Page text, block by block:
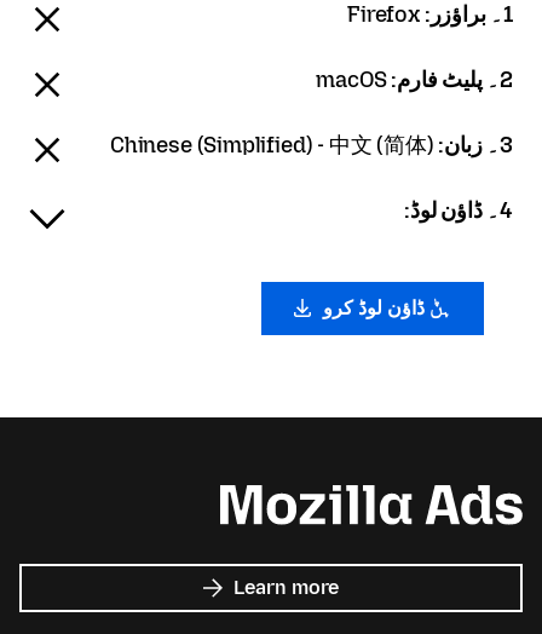
1۔ براؤزر: Firefox
2۔ پلیٹ فارم: macOS
3۔ زبان: Chinese (Simplified) - 中文 (简体)
4۔ ڈاؤن لوڈ:
ہݨ ڈاؤن لوڈ کرو
Learn more
about
Mozilla